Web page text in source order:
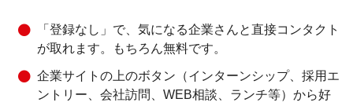
「登録なし」で、気になる企業さんと直接コンタクト
が取れます。もちろん無料です。
企業サイトの上のボタン（インターンシップ、採用エ
ントリー、会社訪問、WEB相談、ランチ等）から好